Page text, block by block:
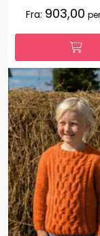
Fra: 903,00